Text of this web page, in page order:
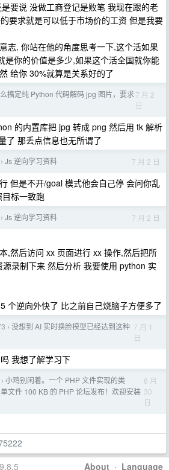
要说 没做工商登记是败笔 我现在跟的老
要求就是可以低于市场价的工资 但是我要
志, 你站在他的角度思考一下,这个活如果
是你的价值是多少,如果这个活全国就你能
给你 30%就算是关系好的了
搞定纯 Python 代码解码 jpg 图片，要求7 月 2
日
的内置库把 jpg 转成 png 然后用 tk 解析
了 那丢点信息也无所谓了
› Js 逆向学习资料 7 月 2 日
但是不开/goal 模式他会自己停 会问你乱
标一致跑
› Js 逆向学习资料 7 月 2 日
,然后访问 xx 页面进行 xx 操作,然后把所
录制下来 然后分析 我要使用 python 实
个逆向外快了 比之前自己烧脑子方便多了
› 没想到 AI 实时换脸模型已经达到这种 7 月 1
日
我想了解学习下
› 小鸡别闲着。一个 PHP 文件实现的类
文件 100 KB 的 PHP 论坛发布！欢迎安装
6 月
30
日
About · Language